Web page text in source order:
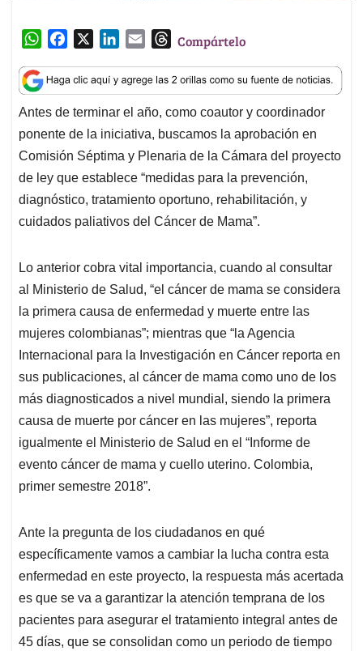
W
a
t
s
A
p
p
c
e
b
o
o
k
n
k
e
d
I
n
a
i
l
T
r
e
a
d
s
Compártelo
Antes de terminar el año, como coautor y coordinador
ponente de la iniciativa, buscamos la aprobación en
Comisión Séptima y Plenaria de la Cámara del proyecto
de ley que establece “medidas para la prevención,
diagnóstico, tratamiento oportuno, rehabilitación, y
cuidados paliativos del Cáncer de Mama”.
Lo anterior cobra vital importancia, cuando al consultar
al Ministerio de Salud, “el cáncer de mama se considera
la primera causa de enfermedad y muerte entre las
mujeres colombianas”; mientras que “la Agencia
Internacional para la Investigación en Cáncer reporta en
sus publicaciones, al cáncer de mama como uno de los
más diagnosticados a nivel mundial, siendo la primera
causa de muerte por cáncer en las mujeres”, reporta
igualmente el Ministerio de Salud en el “Informe de
evento cáncer de mama y cuello uterino. Colombia,
primer semestre 2018”.
Ante la pregunta de los ciudadanos en qué
específicamente vamos a cambiar la lucha contra esta
enfermedad en este proyecto, la respuesta más acertada
es que se va a garantizar la atención temprana de los
pacientes para asegurar el tratamiento integral antes de
45 días, que se consolidan como un periodo de tiempo